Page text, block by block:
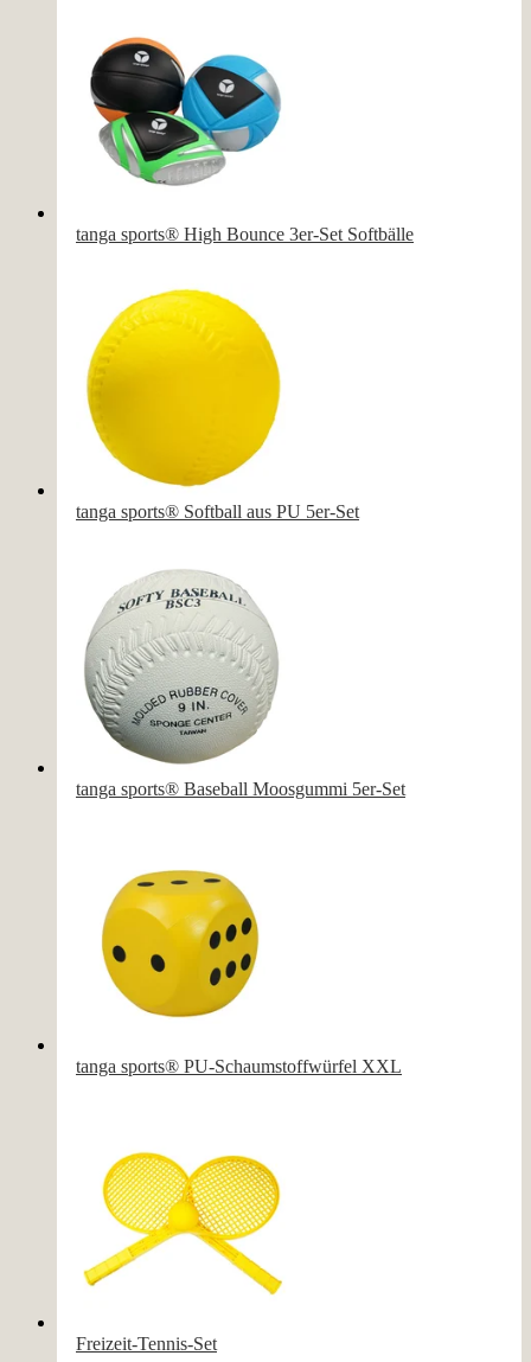
tanga sports® High Bounce 3er-Set Softbälle
tanga sports® Softball aus PU 5er-Set
tanga sports® Baseball Moosgummi 5er-Set
tanga sports® PU-Schaumstoffwürfel XXL
Freizeit-Tennis-Set